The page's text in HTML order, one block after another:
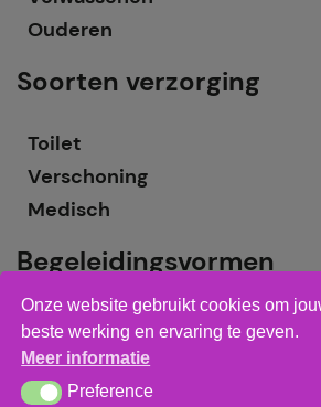
Ouderen
Soorten verzorging
Toilet
Verschoning
Medisch
Begeleidingsvormen
Grote groepsbegeleiding
Kleine groepsbegeleiding
Individuele begeleiding
Onze website gebruikt cookies om
beste werking en ervaring te geven.
Meer informatie
PreferencePreference